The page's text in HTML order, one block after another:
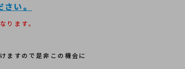
い。
ります。
ますので是非この機会に